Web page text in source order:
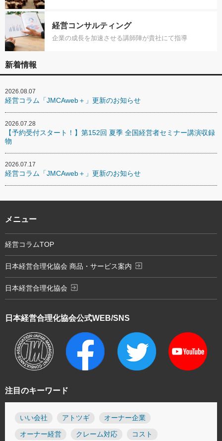
経営コンサルティング
企業の成長を加速させる講師陣が貴社にて指導
新着情報
2026.08.07
経営コラム「JMCAweb＋」更新のお知らせ
2026.07.28
【予約受付スタート！】第152回 夏季 全国経営者セミナー講演収録
物
2026.07.17
経営コラム「JMCAweb＋」更新のお知らせ
注目のキーワード
いい会社 アトツギ オーナー企業
オーナー経営 クレーム対応 コスト
日本経営合理化協会公式WEB/SNS
メニュー
経営コラムTOP
日本経営合理化協会 商品・サービス案内 exit_to_app
日本経営合理化協会 exit_to_app